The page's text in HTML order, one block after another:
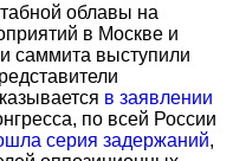
облавы на
в Москве и
саммита выступили
в заявлении
по всей России
серия задержаний,